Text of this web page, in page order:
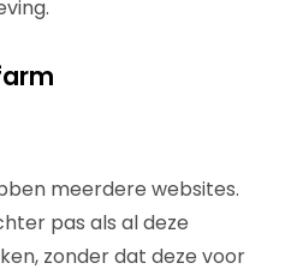
meerdere websites.
pas als al deze
zonder dat deze voor